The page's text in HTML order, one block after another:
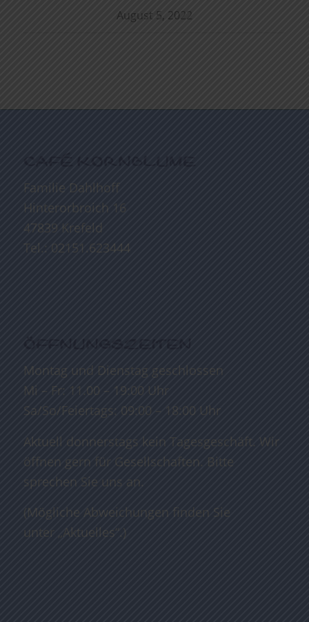
August 5, 2022
Familie Dahlhoff
Hinterorbroich 16
47839 Krefeld
Tel.: 02151.623444
Montag und Dienstag geschlossen
Mi – Fr: 11.00 – 19:00 Uhr
Sa/So/Feiertags: 09:00 – 18:00 Uhr
Aktuell donnerstags kein Tagesgeschäft. Wir
öffnen gern für Gesellschaften. Bitte
sprechen Sie uns an.
(Mögliche Abweichungen finden Sie
unter „Aktuelles“.)